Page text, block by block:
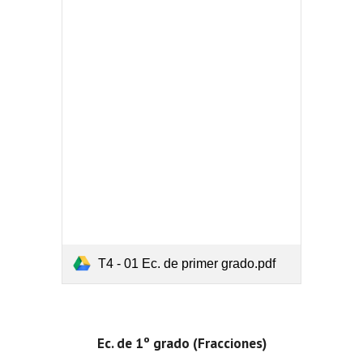
T4 - 01 Ec. de primer grado.pdf
Ec. de 1º grado (Fracciones)